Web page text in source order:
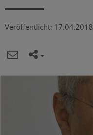
Veröffentlicht: